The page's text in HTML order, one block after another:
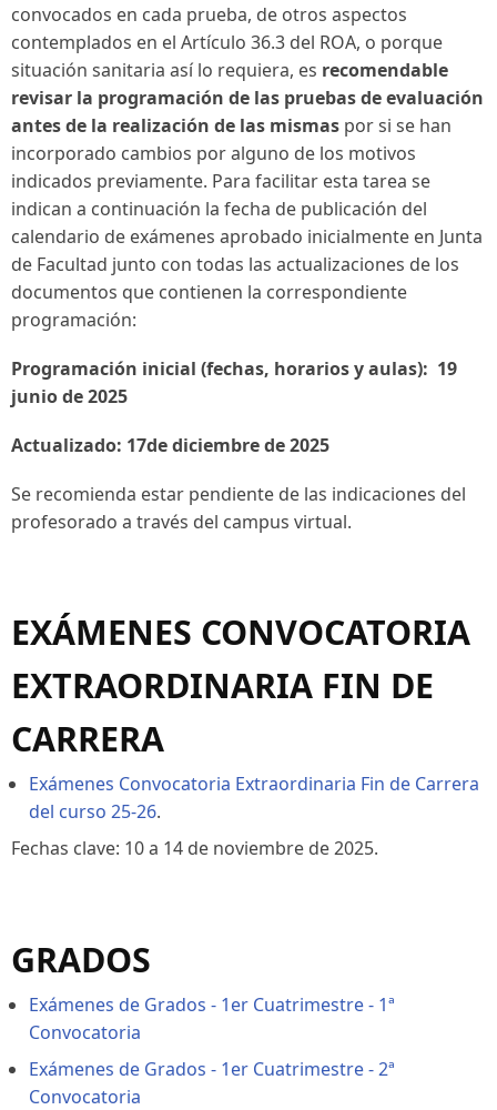
convocados en cada prueba, de otros aspectos
contemplados en el Artículo 36.3 del ROA, o porque
situación sanitaria así lo requiera, es recomendable
revisar la programación de las pruebas de evaluación
antes de la realización de las mismas por si se han
incorporado cambios por alguno de los motivos
indicados previamente. Para facilitar esta tarea se
indican a continuación la fecha de publicación del
calendario de exámenes aprobado inicialmente en Junta
de Facultad junto con todas las actualizaciones de los
documentos que contienen la correspondiente
programación:
Programación inicial (fechas, horarios y aulas): 19
junio de 2025
Actualizado: 17de diciembre de 2025
Se recomienda estar pendiente de las indicaciones del
profesorado a través del campus virtual.
EXÁMENES CONVOCATORIA
EXTRAORDINARIA FIN DE
CARRERA
Exámenes Convocatoria Extraordinaria Fin de Carrera
del curso 25-26.
Fechas clave: 10 a 14 de noviembre de 2025.
GRADOS
Exámenes de Grados - 1er Cuatrimestre - 1ª
Convocatoria
Exámenes de Grados - 1er Cuatrimestre - 2ª
Convocatoria